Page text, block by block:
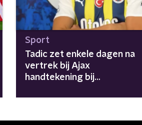
Sport
Tadic zet enkele dagen na
vertrek bij Ajax
handtekening bij